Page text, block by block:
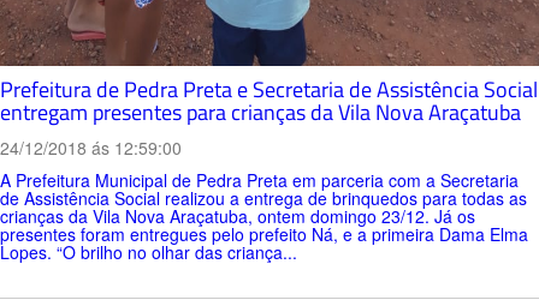
Prefeitura de Pedra Preta e Secretaria de Assistência Social
entregam presentes para crianças da Vila Nova Araçatuba
24/12/2018 ás 12:59:00
A Prefeitura Municipal de Pedra Preta em parceria com a Secretaria
de Assistência Social realizou a entrega de brinquedos para todas as
crianças da Vila Nova Araçatuba, ontem domingo 23/12. Já os
presentes foram entregues pelo prefeito Ná, e a primeira Dama Elma
Lopes. “O brilho no olhar das criança...